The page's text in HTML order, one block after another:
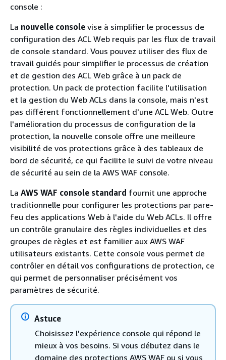
console :
La nouvelle console vise à simplifier le processus de
configuration des ACL Web requis par les flux de travail
de console standard. Vous pouvez utiliser des flux de
travail guidés pour simplifier le processus de création
et de gestion des ACL Web grâce à un pack de
protection. Un pack de protection facilite l'utilisation
et la gestion du Web ACLs dans la console, mais n'est
pas différent fonctionnellement d'une ACL Web. Outre
l'amélioration du processus de configuration de la
protection, la nouvelle console offre une meilleure
visibilité de vos protections grâce à des tableaux de
bord de sécurité, ce qui facilite le suivi de votre niveau
de sécurité au sein de la AWS WAF console.
La AWS WAF console standard fournit une approche
traditionnelle pour configurer les protections par pare-
feu des applications Web à l'aide du Web ACLs. Il offre
un contrôle granulaire des règles individuelles et des
groupes de règles et est familier aux AWS WAF
utilisateurs existants. Cette console vous permet de
contrôler en détail vos configurations de protection, ce
qui permet de personnaliser précisément vos
paramètres de sécurité.
Astuce
Choisissez l'expérience console qui répond le
mieux à vos besoins. Si vous débutez dans le
domaine des protections AWS WAF ou si vous